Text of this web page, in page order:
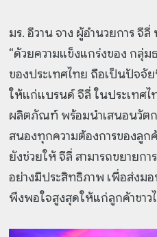
มร. อีวาน จาง ผู้อำนวยการ จีลี่
“ด้วยความแข็งแกร่งของ กลุ่
ของประเทศไทย ถือเป็นปัจจั
ให้แก่แบรนด์ จีลี่ ในประเทศไ
ผลิตภัณฑ์ พร้อมนำเสนอนวัตก
สนองทุกความต้องการของลูก
ยังช่วยให้ จีลี่ สามารถขยายกา
อย่างมีประสิทธิภาพ เพื่อส่ง
พึงพอใจสูงสุดให้แก่ลูกค้าชาว